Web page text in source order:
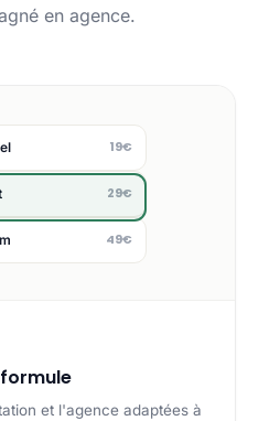
en agence.
19€
29€
49€
et l'agence adaptées à